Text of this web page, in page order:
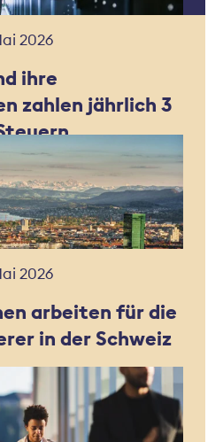
2026
ihre
zahlen jährlich 3
2026
arbeiten für die
in der Schweiz